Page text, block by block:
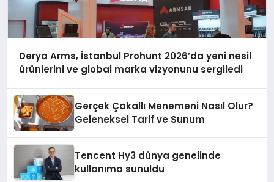
Derya Arms, İstanbul Prohunt 2026’da yeni nesil
ürünlerini ve global marka vizyonunu sergiledi
Gerçek Çakallı Menemeni Nasıl Olur?
Geleneksel Tarif ve Sunum
Tencent Hy3 dünya genelinde
kullanıma sunuldu